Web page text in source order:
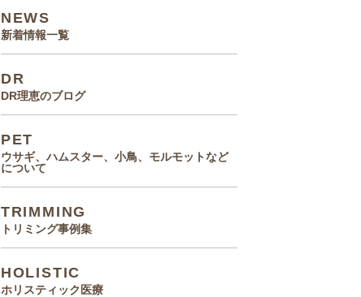
NEWS
新着情報一覧
DR
DR理恵のブログ
PET
ウサギ、ハムスター、小鳥、モルモットなど
について
TRIMMING
トリミング事例集
HOLISTIC
ホリスティック医療